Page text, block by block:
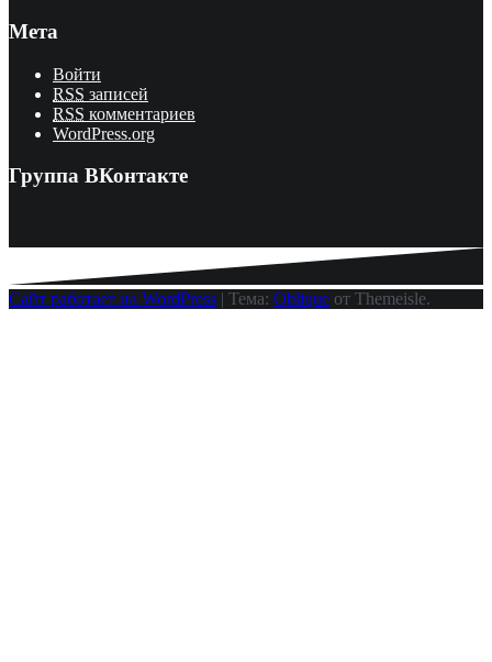
Мета
Войти
RSS записей
RSS комментариев
WordPress.org
Группа ВКонтакте
Сайт работает на WordPress | Тема: Oblique от Themeisle.